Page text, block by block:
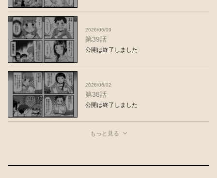
2026/06/09
第39話
公開は終了しました
2026/06/02
第38話
公開は終了しました
もっと見る